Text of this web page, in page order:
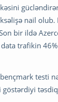
nail
bir ildə
data trafikin
testi
göstərdiyi